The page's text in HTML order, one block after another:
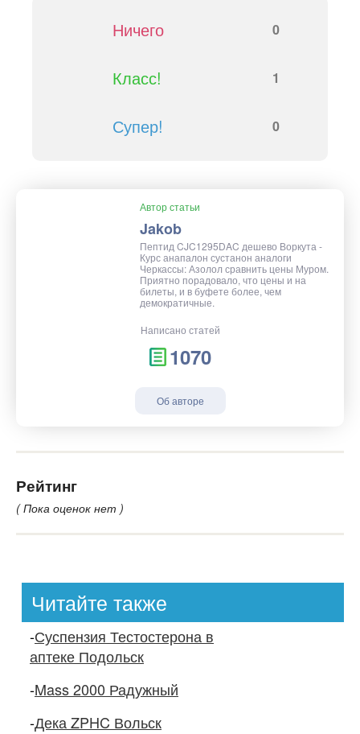
Ничего 0
Класс! 1
Супер! 0
Автор статьи
Jakob
Пептид CJC1295DAC дешево Воркута -
Курс анапалон сустанон аналоги
Черкассы: Азолол сравнить цены Муром.
Приятно порадовало, что цены и на
билеты, и в буфете более, чем
демократичные.
Написано статей
1070
Об авторе
Рейтинг
( Пока оценок нет )
Читайте также
-Суспензия Тестостерона в
аптеке Подольск
-Mass 2000 Радужный
-Дека ZPHC Вольск